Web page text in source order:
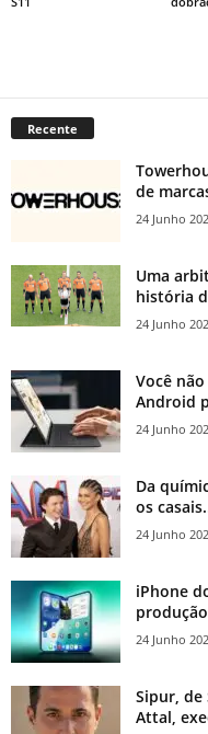
Recente
de
24 Junho
Uma
história
24 Junho
Você
Android
24 Junho
Da
os
24 Junho
iPhone
24 Junho
Sipur, de
Attal,